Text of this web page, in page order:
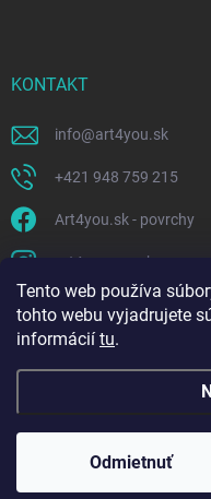
Tento web používa
tohto webu vyjadrujete
informácií tu.
Odmietnuť
KONTAKT
info@art4you.sk
+421 948 759 215
Art4you.sk - povrchy
art4youpovrchy
https://
Copyright 2026